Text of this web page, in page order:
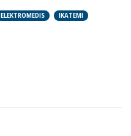
ELEKTROMEDIS
IKATEMI